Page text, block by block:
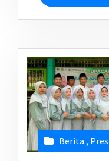
Berita ,